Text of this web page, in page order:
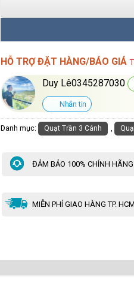
HỖ TRỢ ĐẶT HÀNG/BÁO GIÁ
Duy Lê0345287030
Nhắn tin
Danh mục: Quạt Trần 3 Cánh
ĐẢM BẢO 100% CHÍNH HÃNG
MIỄN PHÍ GIAO HÀNG TP. HCM